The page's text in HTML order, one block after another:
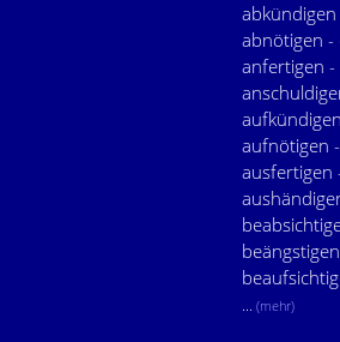
abnötigen
anfertigen
aufnötigen
ausfertigen
... (mehr)